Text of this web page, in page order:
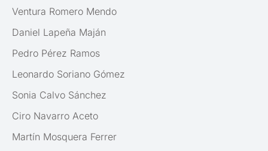
Ventura Romero Mendo
Daniel Lapeña Maján
Pedro Pérez Ramos
Leonardo Soriano Gómez
Sonia Calvo Sánchez
Ciro Navarro Aceto
Martín Mosquera Ferrer